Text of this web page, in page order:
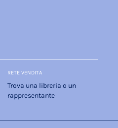
RETE VENDITA
Trova una libreria o un
rappresentante